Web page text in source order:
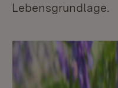
Lebensgrundlage.